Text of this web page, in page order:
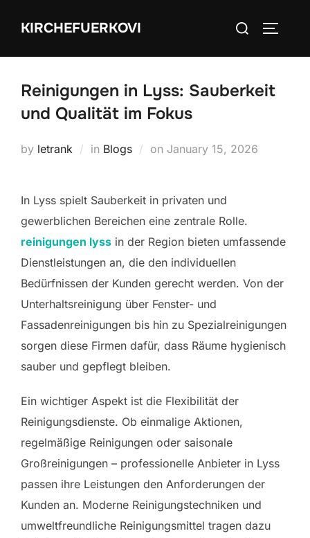
KIRCHEFUERKOVI
Search
Reinigungen in Lyss: Sauberkeit
und Qualität im Fokus
by letrank in Blogs on Posted
January 15, 2026
In Lyss spielt Sauberkeit in privaten und
gewerblichen Bereichen eine zentrale Rolle.
reinigungen lyss in der Region bieten umfassende
Dienstleistungen an, die den individuellen
Bedürfnissen der Kunden gerecht werden. Von der
Unterhaltsreinigung über Fenster- und
Fassadenreinigungen bis hin zu Spezialreinigungen
sorgen diese Firmen dafür, dass Räume hygienisch
sauber und gepflegt bleiben.
Ein wichtiger Aspekt ist die Flexibilität der
Reinigungsdienste. Ob einmalige Aktionen,
regelmäßige Reinigungen oder saisonale
Großreinigungen – professionelle Anbieter in Lyss
passen ihre Leistungen den Anforderungen der
Kunden an. Moderne Reinigungstechniken und
umweltfreundliche Reinigungsmittel tragen dazu